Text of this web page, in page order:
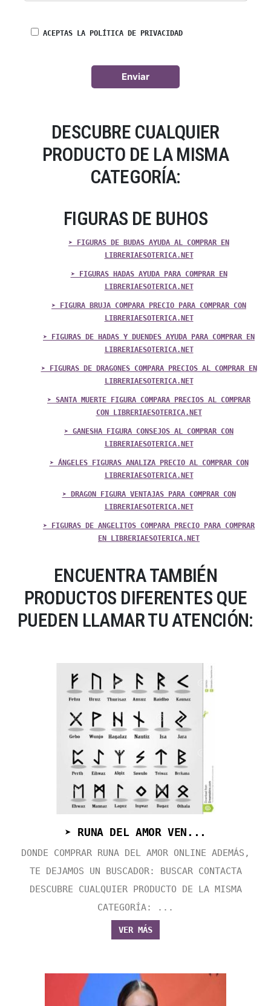
ACEPTAS LA POLÍTICA DE PRIVACIDAD
DESCUBRE CUALQUIER
PRODUCTO DE LA MISMA
CATEGORÍA:
FIGURAS DE BUHOS
➤ FIGURAS DE BUDAS AYUDA AL COMPRAR EN
LIBRERIAESOTERICA.NET
➤ FIGURAS HADAS AYUDA PARA COMPRAR EN
LIBRERIAESOTERICA.NET
➤ FIGURA BRUJA COMPARA PRECIO PARA COMPRAR CON
LIBRERIAESOTERICA.NET
➤ FIGURAS DE HADAS Y DUENDES AYUDA PARA COMPRAR EN
LIBRERIAESOTERICA.NET
➤ FIGURAS DE DRAGONES COMPARA PRECIOS AL COMPRAR EN
LIBRERIAESOTERICA.NET
➤ SANTA MUERTE FIGURA COMPARA PRECIOS AL COMPRAR
CON LIBRERIAESOTERICA.NET
➤ GANESHA FIGURA CONSEJOS AL COMPRAR CON
LIBRERIAESOTERICA.NET
➤ ÁNGELES FIGURAS ANALIZA PRECIO AL COMPRAR CON
LIBRERIAESOTERICA.NET
➤ DRAGON FIGURA VENTAJAS PARA COMPRAR CON
LIBRERIAESOTERICA.NET
➤ FIGURAS DE ANGELITOS COMPARA PRECIO PARA COMPRAR
EN LIBRERIAESOTERICA.NET
ENCUENTRA TAMBIÉN
PRODUCTOS DIFERENTES QUE
PUEDEN LLAMAR TU ATENCIÓN:
➤ RUNA DEL AMOR VEN...
DONDE COMPRAR RUNA DEL AMOR ONLINE ADEMÁS,
TE DEJAMOS UN BUSCADOR: BUSCAR CONTACTA
DESCUBRE CUALQUIER PRODUCTO DE LA MISMA
CATEGORÍA: ...
VER MÁS